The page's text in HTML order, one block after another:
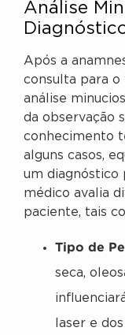
Análise
Após a
consulta para
análise
da observação
conhecimento
alguns casos,
um diagnóstico
médico avalia
paciente, tais
Tipo de
seca,
laser e